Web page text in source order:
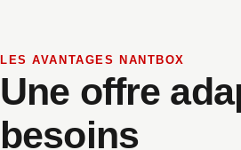
LES AVANTAGES NANTBOX
Une offre
besoins